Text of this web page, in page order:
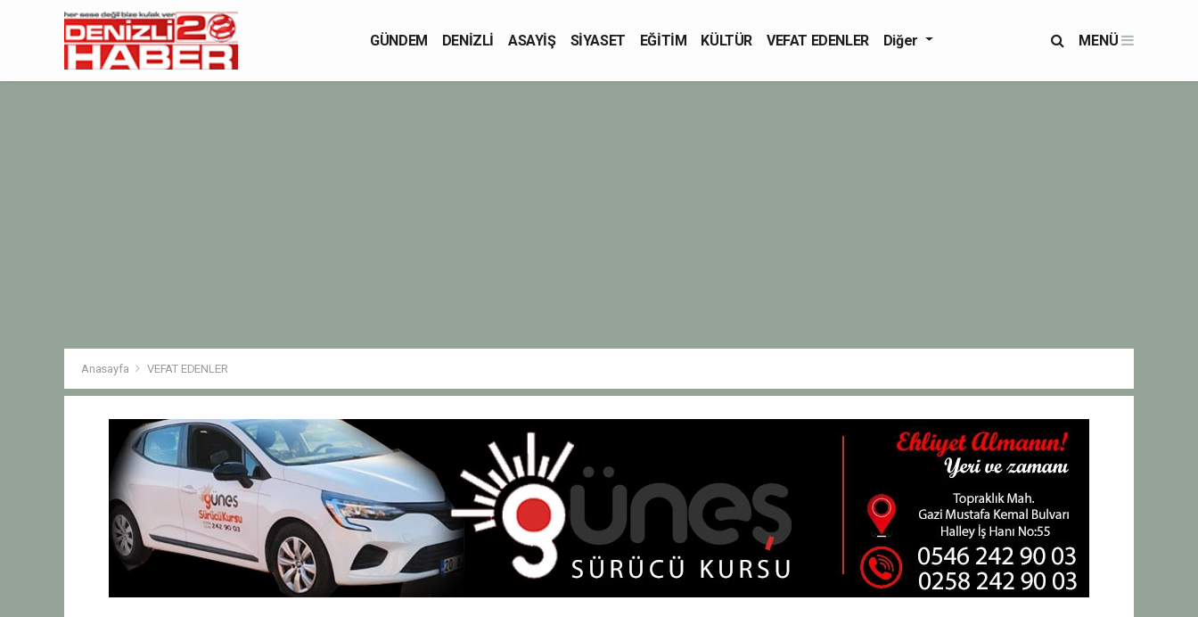
GÜNDEM DENİZLİ ASAYİŞ SİYASET EĞİTİM KÜLTÜR VEFAT EDENLER Diğer MENÜ
Anasayfa VEFAT EDENLER